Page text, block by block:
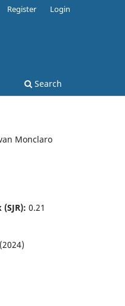
Search
Register Login
Monclaro
0.21